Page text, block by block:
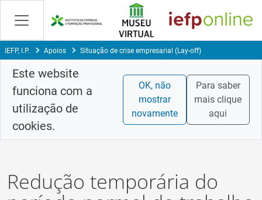
Saltar
para
conteúdo
principal
IEFP, I.P. Apoios Situação de crise empresarial (Lay-off)
Este website
funciona com a
utilização de
cookies.
OK, não
mostrar
novamente
Para saber
mais clique
aqui
Redução temporária do